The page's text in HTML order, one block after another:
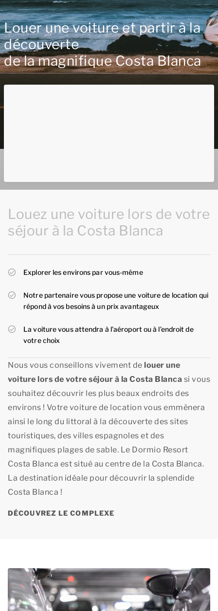
Louer une voiture et partir à la
découverte
de la magnifique Costa Blanca
Louez une voiture lors de votre
séjour à la Costa Blanca
Explorer les environs par vous-même
Notre partenaire vous propose une voiture de location qui
répond à vos besoins à un prix avantageux
La voiture vous attendra à l’aéroport ou à l’endroit de
votre choix
Nous vous conseillons vivement de louer une
voiture lors de votre séjour à la Costa Blanca si vous
souhaitez découvrir les plus beaux endroits des
environs ! Votre voiture de location vous emmènera
ainsi le long du littoral à la découverte des sites
touristiques, des villes espagnoles et des
magnifiques plages de sable. Le Dormio Resort
Costa Blanca est situé au centre de la Costa Blanca.
La destination idéale pour découvrir la splendide
Costa Blanca !
DÉCOUVREZ LE COMPLEXE